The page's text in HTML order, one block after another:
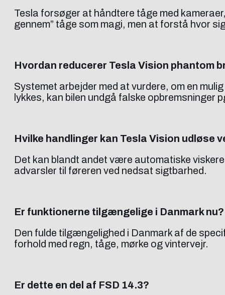
Tesla forsøger at håndtere tåge med
gennem” tåge som magi, men at forstå hvor
Hvordan reducerer Tesla Vision phantom
Systemet arbejder med at vurdere, om en
lykkes, kan bilen undgå falske opbremsninger
Hvilke handlinger kan Tesla Vision udløse
Det kan blandt andet være automatiske
advarsler til føreren ved nedsat sigtbarhed.
Er funktionerne tilgængelige i Danmark nu?
Den fulde tilgængelighed i Danmark af de
forhold med regn, tåge, mørke og vintervejr.
Er dette en del af FSD 14.3?